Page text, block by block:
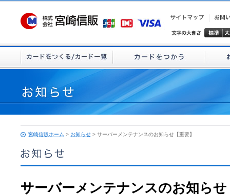
宮崎信販ホーム > お知らせ > サーバーメンテナンスのお知らせ【重要】
サーバーメンテナンスのお知らせ